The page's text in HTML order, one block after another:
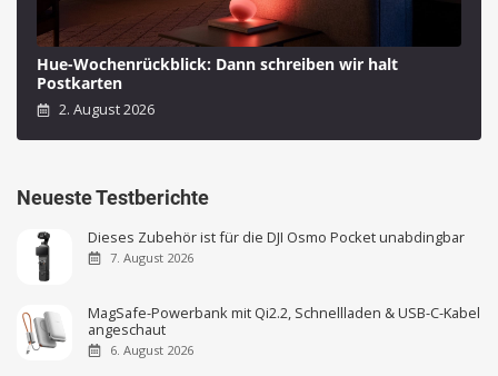
Hue-Wochenrückblick: Dann schreiben wir halt
Postkarten
2. August 2026
Neueste Testberichte
Dieses Zubehör ist für die DJI Osmo Pocket unabdingbar
7. August 2026
MagSafe-Powerbank mit Qi2.2, Schnellladen & USB-C-Kabel
angeschaut
6. August 2026